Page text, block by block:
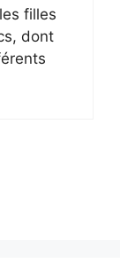
filles
dont